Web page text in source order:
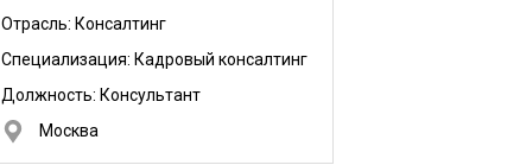
Отрасль: Консалтинг
Специализация: Кадровый консалтинг
Должность: Консультант
Москва